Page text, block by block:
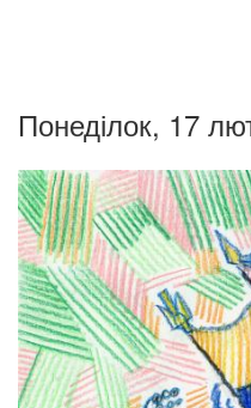
Понеділок, 17